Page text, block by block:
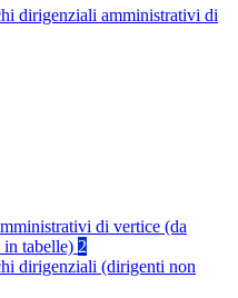
dirigenziali amministrativi di
di vertice (da
in tabelle) 2
dirigenziali (dirigenti non